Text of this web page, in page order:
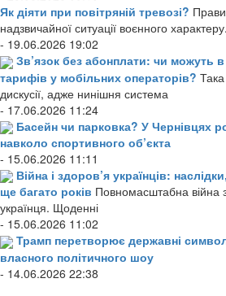
Як діяти при повітряній тревозі?
надзвичайної ситуації воєнного характеру.
- 19.06.2026 19:02
Зв’язок без абонплати: чи можуть в
тарифів у мобільних операторів?
дискусії, адже нинішня система
- 17.06.2026 11:24
Басейн чи парковка? У Чернівцях
навколо спортивного об’єкта
- 15.06.2026 11:11
Війна і здоров’я українців:
ще багато років Повномасштабна війна
українця. Щоденні
- 15.06.2026 11:02
Трамп перетворює державні
власного політичного шоу
- 14.06.2026 22:38